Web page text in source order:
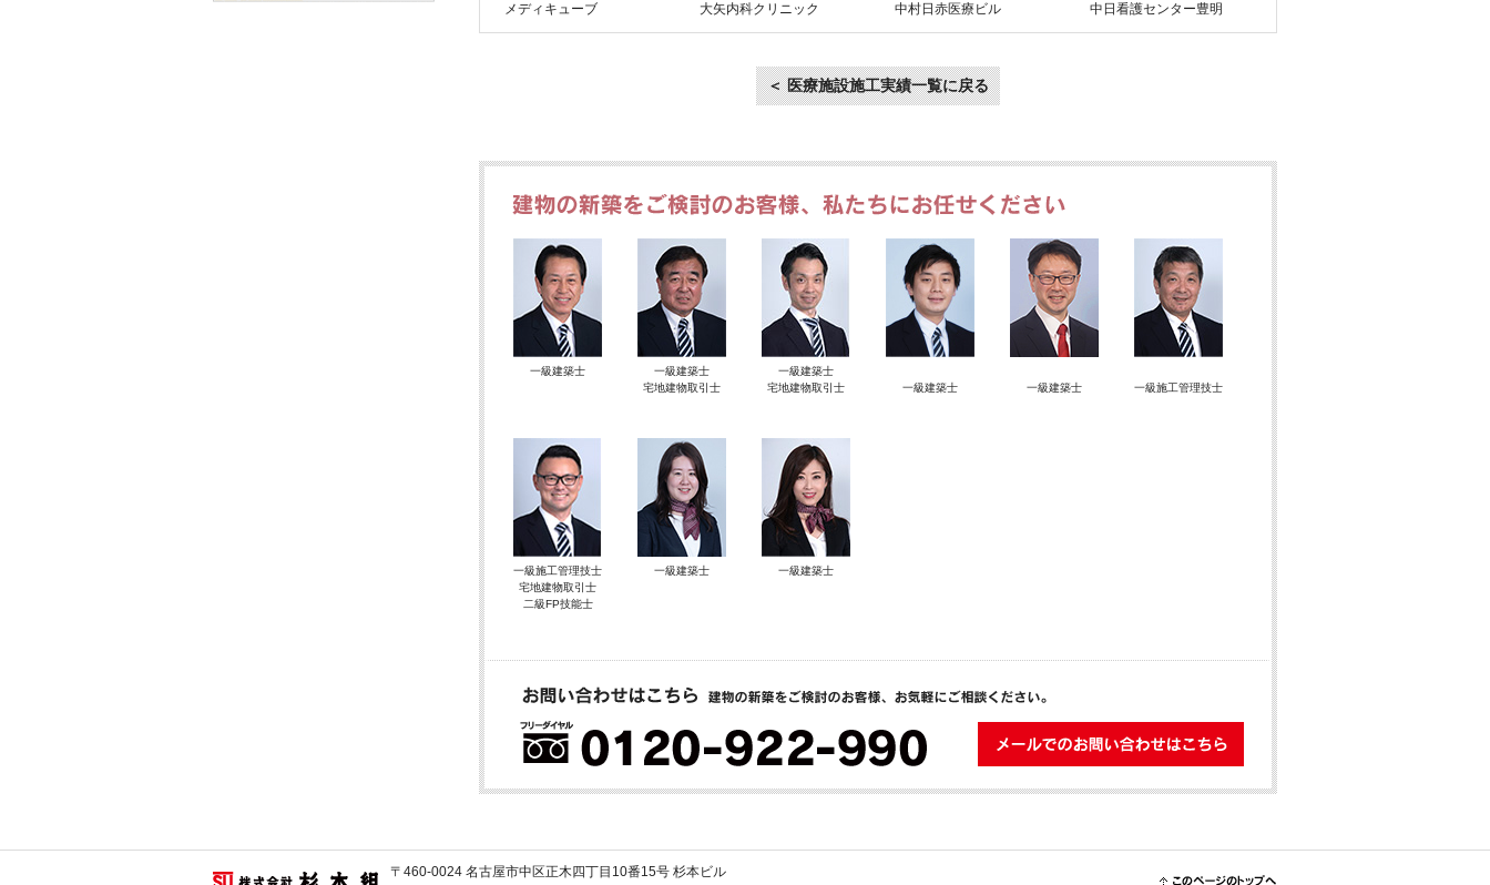
メディキューブ 大矢内科クリニック 中村日赤医療ビル 中日看護センター豊明
＜ 医療施設施工実績一覧に戻る
建物の新築をご検討のお客様
一級建築士
一級建築士
宅地建物取引士
一級建築士
宅地建物取引士
一級建築士 一級建築士 一級施工管理技士
一級施工管理技士
宅地建物取引士
二級FP技能士
一級建築士 一級建築士
メールでのお問い合わせはこちら
〒460-0024 名古屋市中区正木四丁目10番15号 杉本ビル